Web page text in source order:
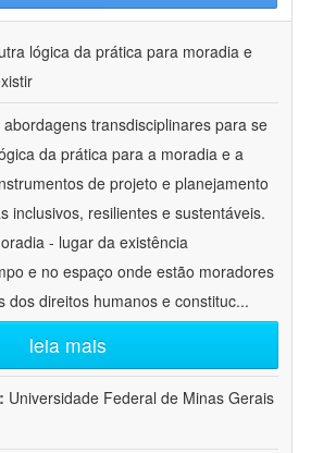
lógica da prática para moradia e
abordagens transdisciplinares para se
da prática para a moradia e a
de projeto e planejamento
inclusivos, resilientes e sustentáveis.
- lugar da existência
e no espaço onde estão moradores
dos direitos humanos e constituc...
leia mais
Universidade Federal de Minas Gerais